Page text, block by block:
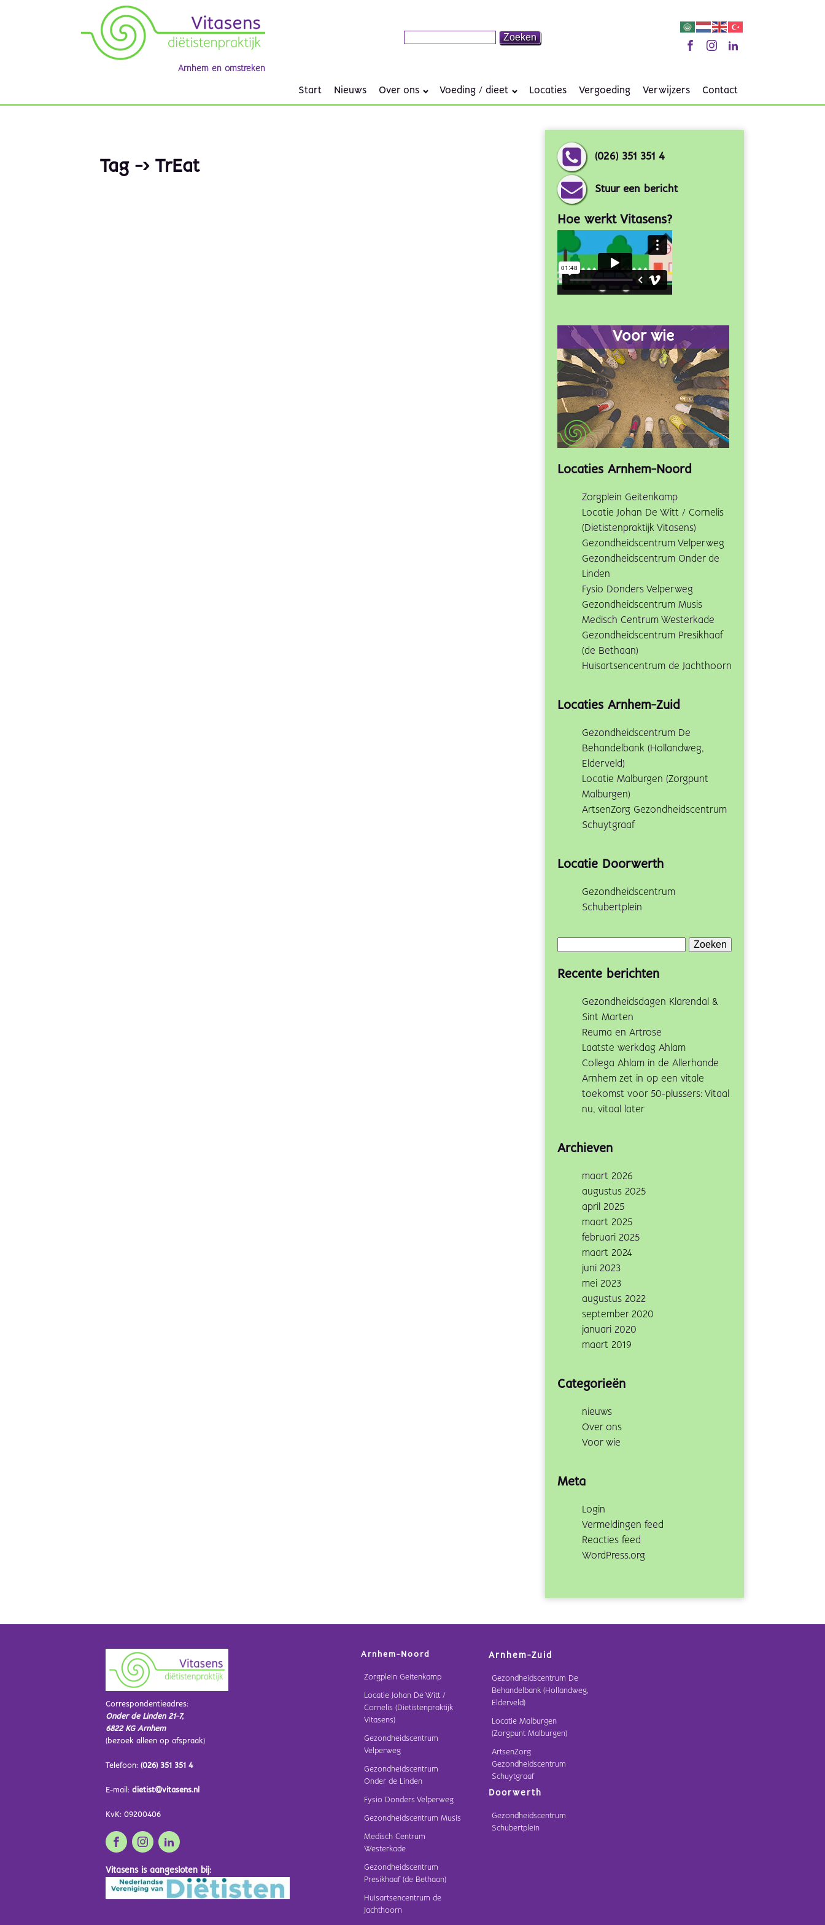
Arnhem en omstreken
Start Nieuws Over ons Voeding / dieet Locaties Vergoeding Verwijzers Contact
Tag -> TrEat
(026) 351 351 4
Stuur een bericht
Hoe werkt Vitasens?
Voor wie
Locaties Arnhem-Noord
Zorgplein Geitenkamp
Locatie Johan De Witt / Cornelis
(Dietistenpraktijk Vitasens)
Gezondheidscentrum Velperweg
Gezondheidscentrum Onder de
Linden
Fysio Donders Velperweg
Gezondheidscentrum Musis
Medisch Centrum Westerkade
Gezondheidscentrum Presikhaaf
(de Bethaan)
Huisartsencentrum de Jachthoorn
Locaties Arnhem-Zuid
Gezondheidscentrum De
Behandelbank (Hollandweg,
Elderveld)
Locatie Malburgen (Zorgpunt
Malburgen)
ArtsenZorg Gezondheidscentrum
Schuytgraaf
Locatie Doorwerth
Gezondheidscentrum
Schubertplein
Recente berichten
Gezondheidsdagen Klarendal &
Sint Marten
Reuma en Artrose
Laatste werkdag Ahlam
Collega Ahlam in de Allerhande
Arnhem zet in op een vitale
toekomst voor 50-plussers: Vitaal
nu, vitaal later
Archieven
maart 2026
augustus 2025
april 2025
maart 2025
februari 2025
maart 2024
juni 2023
mei 2023
augustus 2022
september 2020
januari 2020
maart 2019
Categorieën
nieuws
Over ons
Voor wie
Meta
Login
Vermeldingen feed
Reacties feed
WordPress.org
Correspondentieadres:
Onder de Linden 21-7,
6822 KG Arnhem
(bezoek alleen op afspraak)
Telefoon: (026) 351 351 4
E-mail: dietist@vitasens.nl
KvK: 09200406
Vitasens is aangesloten bij:
Arnhem-Noord
Zorgplein Geitenkamp
Locatie Johan De Witt /
Cornelis (Dietistenpraktijk
Vitasens)
Gezondheidscentrum
Velperweg
Gezondheidscentrum
Onder de Linden
Fysio Donders Velperweg
Gezondheidscentrum Musis
Medisch Centrum
Westerkade
Gezondheidscentrum
Presikhaaf (de Bethaan)
Huisartsencentrum de
Jachthoorn
Arnhem-Zuid
Gezondheidscentrum De
Behandelbank (Hollandweg,
Elderveld)
Locatie Malburgen
(Zorgpunt Malburgen)
ArtsenZorg
Gezondheidscentrum
Schuytgraaf
Doorwerth
Gezondheidscentrum
Schubertplein